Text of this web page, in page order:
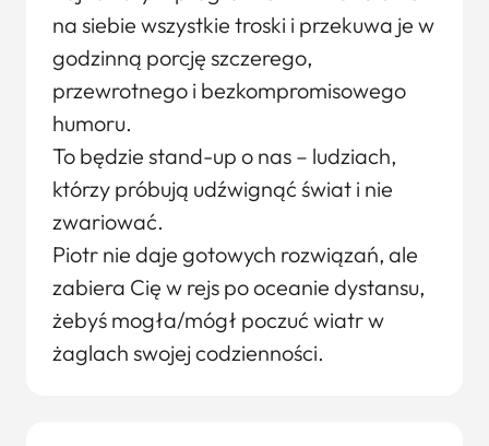
na siebie wszystkie troski i przekuwa je w
godzinną porcję szczerego,
przewrotnego i bezkompromisowego
humoru.
To będzie stand-up o nas – ludziach,
którzy próbują udźwignąć świat i nie
zwariować.
Piotr nie daje gotowych rozwiązań, ale
zabiera Cię w rejs po oceanie dystansu,
żebyś mogła/mógł poczuć wiatr w
żaglach swojej codzienności.